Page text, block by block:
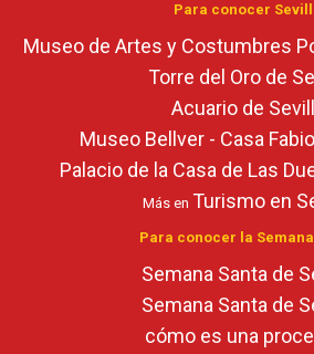
Para conocer
Museo de Artes y Costumbres
Torre del Oro de
Acuario de
Museo Bellver - Casa
Palacio de la Casa de Las
Más en Turismo en
Para conocer la
Semana Santa de
Semana Santa de
cómo es una